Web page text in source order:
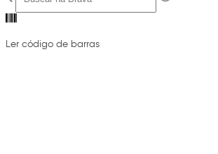
Ler código de barras